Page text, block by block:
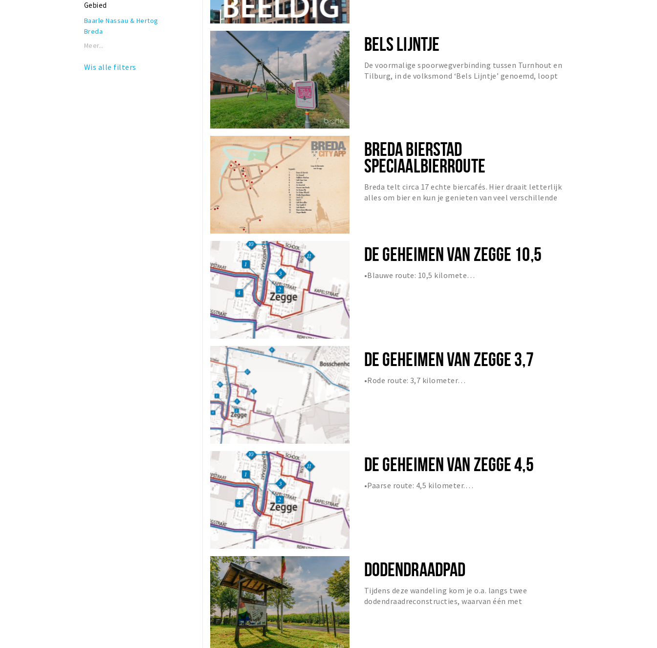
Gebied
Baarle Nassau & Hertog
Breda
Meer...
Wis alle filters
BELS LIJNTJE
De voormalige spoorwegverbinding tussen Turnhout en
Tilburg, in de volksmond ‘Bels Lijntje’ genoemd, loopt
BREDA BIERSTAD
SPECIAALBIERROUTE
Breda telt circa 17 echte biercafés. Hier draait letterlijk
alles om bier en kun je genieten van veel verschillende
DE GEHEIMEN VAN ZEGGE 10,5
•Blauwe route: 10,5 kilomete…
DE GEHEIMEN VAN ZEGGE 3,7
•Rode route: 3,7 kilometer…
DE GEHEIMEN VAN ZEGGE 4,5
•Paarse route: 4,5 kilometer.…
DODENDRAADPAD
Tijdens deze wandeling kom je o.a. langs twee
dodendraadreconstructies, waarvan één met